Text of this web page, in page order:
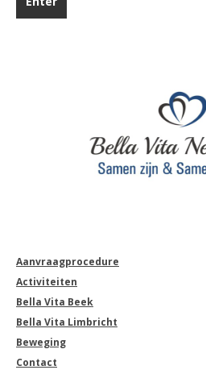
Aanvraagprocedure
Activiteiten
Bella Vita Beek
Bella Vita Limbricht
Beweging
Contact